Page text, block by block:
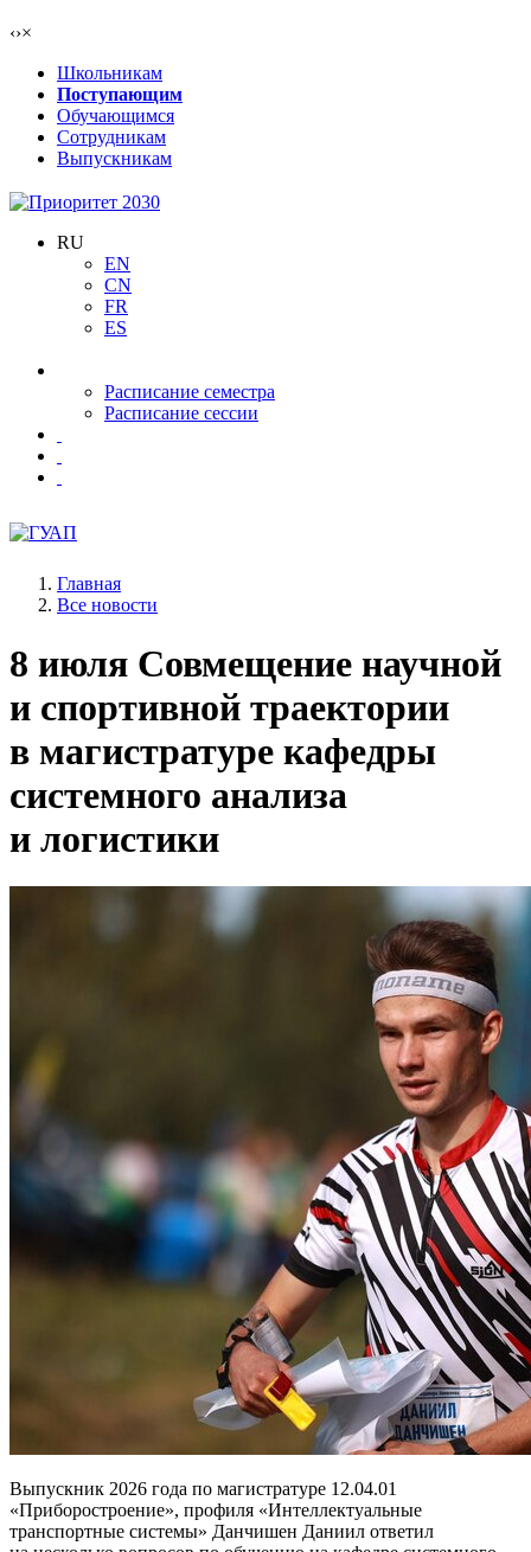
‹›×
Школьникам
Поступающим
Обучающимся
Сотрудникам
Выпускникам
RU
EN
CN
FR
ES
Расписание семестра
Расписание сессии
Главная
Все новости
8 июля Совмещение научной
и спортивной траектории
в магистратуре кафедры
системного анализа
и логистики
Выпускник 2026 года по магистратуре 12.04.01
«Приборостроение», профиля «Интеллектуальные
транспортные системы» Данчишен Даниил ответил